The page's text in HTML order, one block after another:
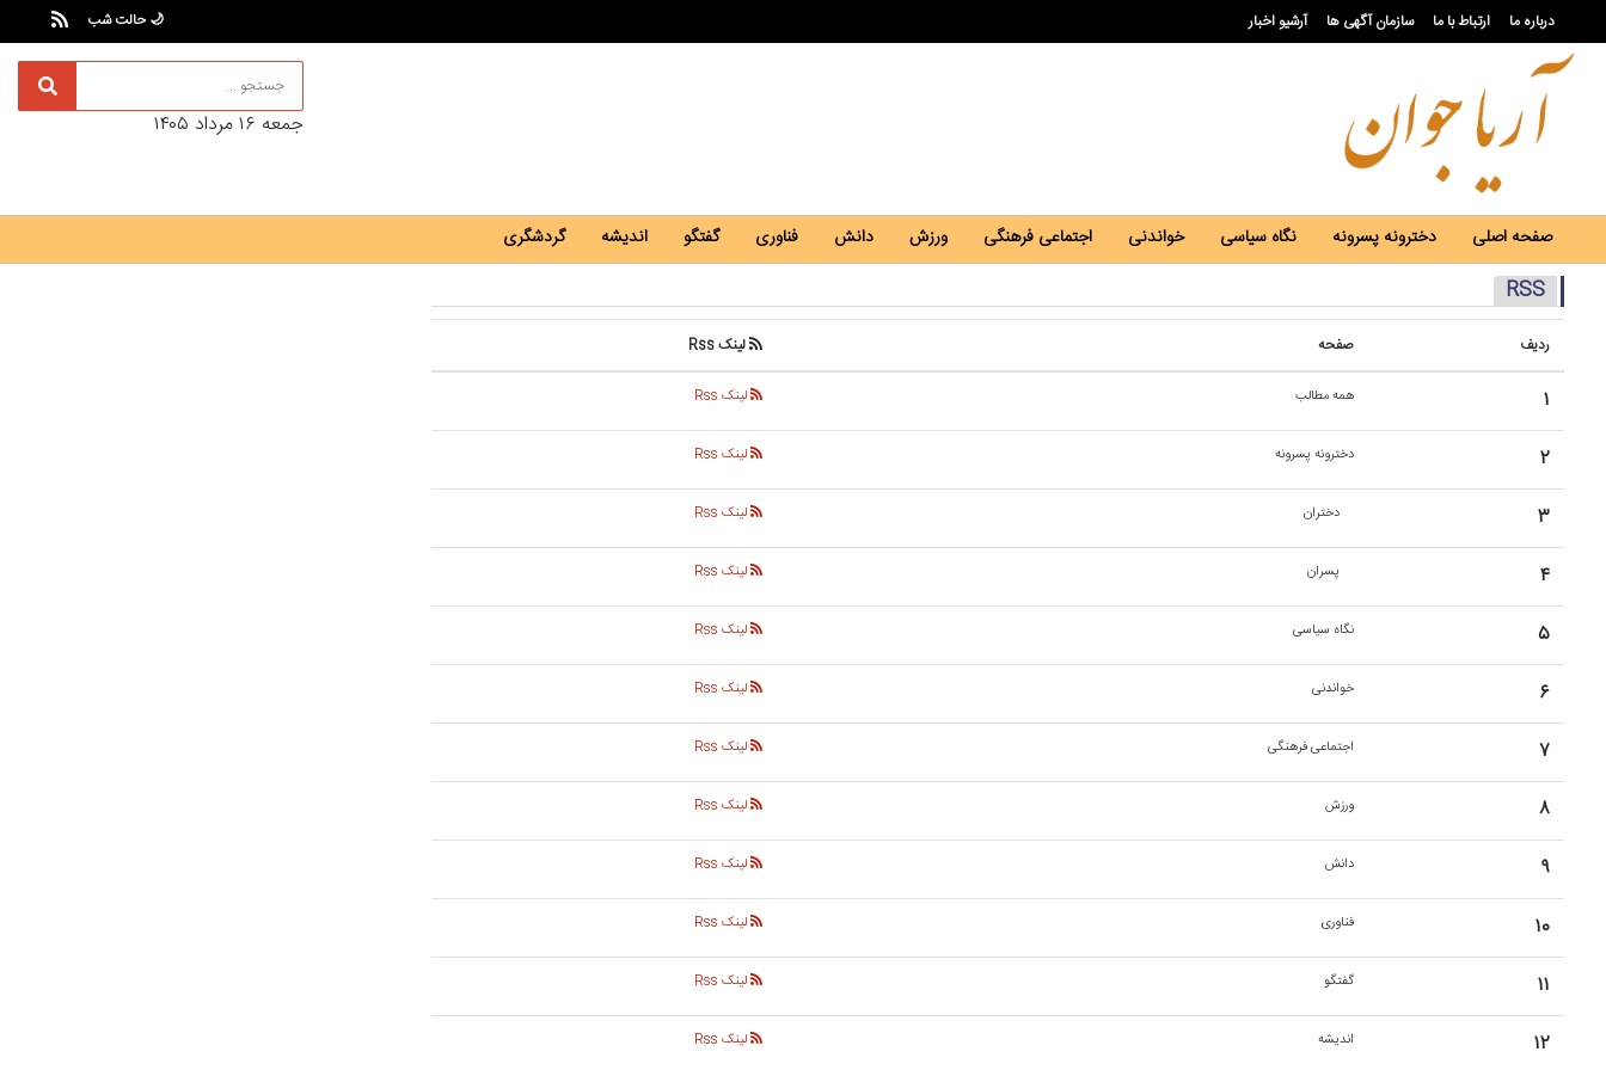
درباره ما ارتباط با ما سازمان آگهی ها آرشیو اخبار 🌙 حالت شب
جمعه ۱۶ مرداد ۱۴۰۵
صفحه اصلی دخترونه پسرونه نگاه سیاسی خواندنی اجتماعی فرهنگی ورزش دانش فناوری گفتگو اندیشه گردشگری
RSS
ردیف صفحه لینک Rss
۱ همه مطالب لینک Rss
۲ دخترونه پسرونه لینک Rss
۳ دختران لینک Rss
۴ پسران لینک Rss
۵ نگاه سیاسی لینک Rss
۶ خواندنی لینک Rss
۷ اجتماعی فرهنگی لینک Rss
۸ ورزش لینک Rss
۹ دانش لینک Rss
۱۰ فناوری لینک Rss
۱۱ گفتگو لینک Rss
۱۲ اندیشه لینک Rss